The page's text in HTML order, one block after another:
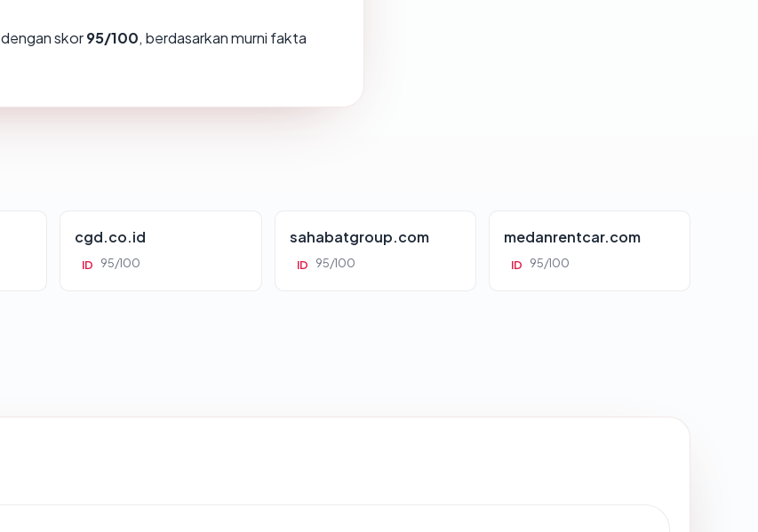
dengan skor95/100, berdasarkan murni fakta
cgd.co.id
ID 95/100
sahabatgroup.com
ID 95/100
medanrentcar.com
ID 95/100